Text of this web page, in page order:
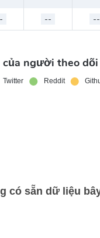
-- --
người theo dõi